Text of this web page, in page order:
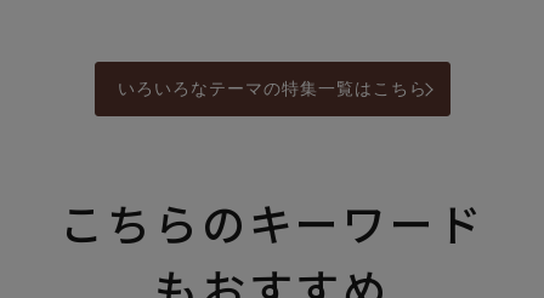
いろいろなテーマの特集一覧はこちら
こちらのキーワード